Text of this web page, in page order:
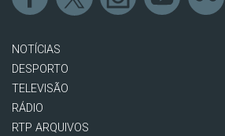
NOTÍCIAS
DESPORTO
TELEVISÃO
RÁDIO
RTP ARQUIVOS